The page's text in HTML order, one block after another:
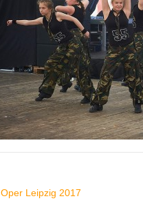
Oper Leipzig 2017